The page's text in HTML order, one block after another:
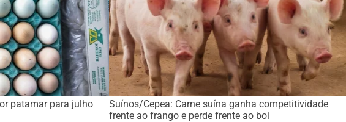
patamar para julho
Suínos/Cepea: Carne suína ganha competitividade
frente ao frango e perde frente ao boi